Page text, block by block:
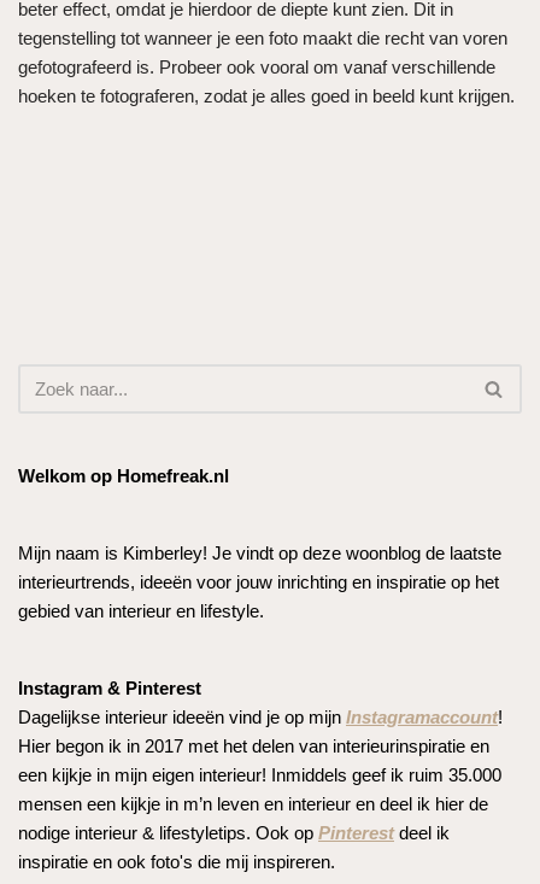
beter effect, omdat je hierdoor de diepte kunt zien. Dit in
tegenstelling tot wanneer je een foto maakt die recht van voren
gefotografeerd is. Probeer ook vooral om vanaf verschillende
hoeken te fotograferen, zodat je alles goed in beeld kunt krijgen.
Welkom op Homefreak.nl
Mijn naam is Kimberley! Je vindt op deze woonblog de laatste
interieurtrends, ideeën voor jouw inrichting en inspiratie op het
gebied van interieur en lifestyle.
Instagram & Pinterest
Dagelijkse interieur ideeën vind je op mijn Instagramaccount!
Hier begon ik in 2017 met het delen van interieurinspiratie en
een kijkje in mijn eigen interieur! Inmiddels geef ik ruim 35.000
mensen een kijkje in m’n leven en interieur en deel ik hier de
nodige interieur & lifestyletips. Ook op Pinterestdeel ik
inspiratie en ook foto's die mij inspireren.